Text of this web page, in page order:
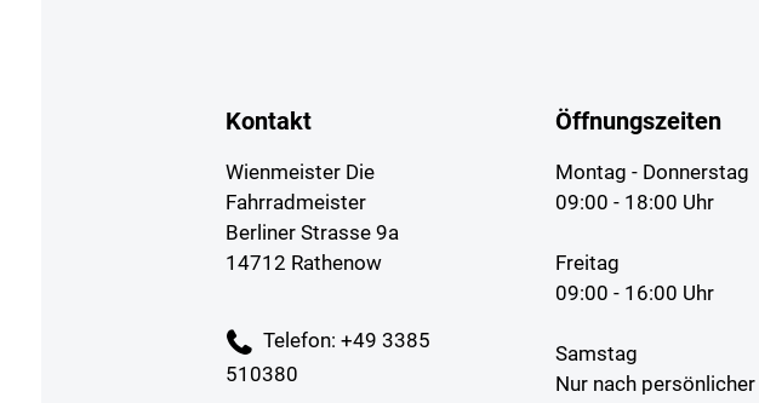
Kontakt
Wienmeister Die
Fahrradmeister
Berliner Strasse 9a
14712 Rathenow
Telefon: +49 3385
510380
Öffnungszeiten
Montag - Donnerstag
09:00 - 18:00 Uhr
Freitag
09:00 - 16:00 Uhr
Samstag
Nur nach persönlicher